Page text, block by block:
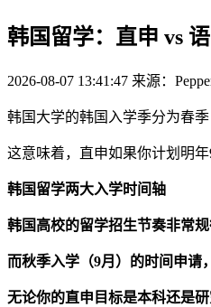
韩国留学：直申 vs
2026-08-07 13:41:47 来源：
韩国大学的韩国入学季分为春
这意味着，直申如果你计划明
韩国留学两大入学时间轴
韩国高校的留学招生节奏非常
而秋季入学（9月）的时间申请
无论你的直申 目标是本科还是